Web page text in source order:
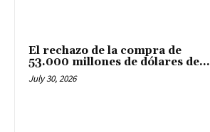
El rechazo de la compra de
53.000 millones de dólares de...
July 30, 2026